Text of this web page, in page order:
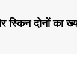
स्किन दोनों का